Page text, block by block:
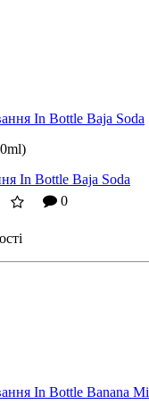
In Bottle Baja Soda
0